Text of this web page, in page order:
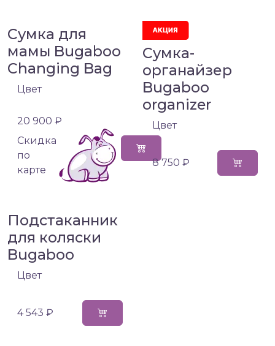
Сумка для
мамы Bugaboo
Changing Bag
Цвет
20 900 ₽
Cкидка
по
карте
Сумка-
органайзер
Bugaboo
organizer
Цвет
8 750 ₽
Подстаканник
для коляски
Bugaboo
Цвет
4 543 ₽